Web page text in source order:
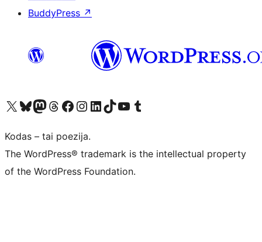
BuddyPress ↗
Visit our X (formerly Twitter) account
Apsilankykite mūsų Bluesky paskyroje
Visit our Mastodon account
Apsilankykite mūsų Threads paskyroje
Visit our Facebook page
Visit our Instagram account
Visit our LinkedIn account
Apsilankykite mūsų TikTok paskyroje
Visit our YouTube channel
Apsilankykite mūsų Tumblr paskyroje
Kodas – tai poezija.
The WordPress® trademark is the intellectual property
of the WordPress Foundation.